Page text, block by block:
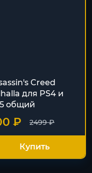
Creed
для PS4 и
общий
2499 ₽
₽
Купить